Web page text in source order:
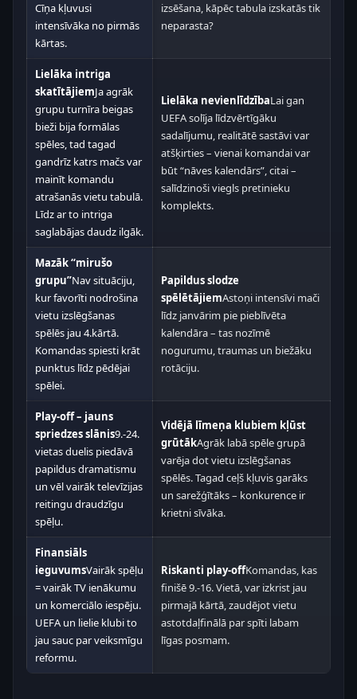
Cīņa kļuvusi
intensīvāka no pirmās
kārtas.
izsēšana, kāpēc tabula izskatās tik
neparasta?
Lielāka intriga
skatītājiemJa agrāk
grupu turnīra beigas
bieži bija formālas
spēles, tad tagad
gandrīz katrs mačs var
mainīt komandu
atrašanās vietu tabulā.
Līdz ar to intriga
saglabājas daudz ilgāk.
Lielāka nevienlīdzībaLai gan
UEFA solīja līdzvērtīgāku
sadalījumu, realitātē sastāvi var
atšķirties – vienai komandai var
būt “nāves kalendārs”, citai –
salīdzinoši viegls pretinieku
komplekts.
Mazāk “mirušo
grupu”Nav situāciju,
kur favorīti nodrošina
vietu izslēgšanas
spēlēs jau 4.kārtā.
Komandas spiesti krāt
punktus līdz pēdējai
spēlei.
Papildus slodze
spēlētājiemAstoņi intensīvi mači
līdz janvārim pie pieblīvēta
kalendāra – tas nozīmē
nogurumu, traumas un biežāku
rotāciju.
Play-off – jauns
spriedzes slānis9.-24.
vietas duelis piedāvā
papildus dramatismu
un vēl vairāk televīzijas
reitingu draudzīgu
spēļu.
Vidējā līmeņa klubiem kļūst
grūtākAgrāk labā spēle grupā
varēja dot vietu izslēgšanas
spēlēs. Tagad ceļš kļuvis garāks
un sarežģītāks – konkurence ir
krietni sīvāka.
Finansiāls
ieguvumsVairāk spēļu
= vairāk TV ienākumu
un komerciālo iespēju.
UEFA un lielie klubi to
jau sauc par veiksmīgu
reformu.
Riskanti play-offKomandas, kas
finišē 9.-16. Vietā, var izkrist jau
pirmajā kārtā, zaudējot vietu
astotdaļfinālā par spīti labam
līgas posmam.